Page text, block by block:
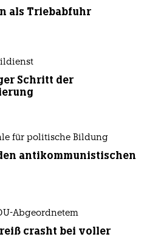
als Triebabfuhr
Schritt der
für politische Bildung
antikommunistischen
Abgeordnetem
crasht bei voller